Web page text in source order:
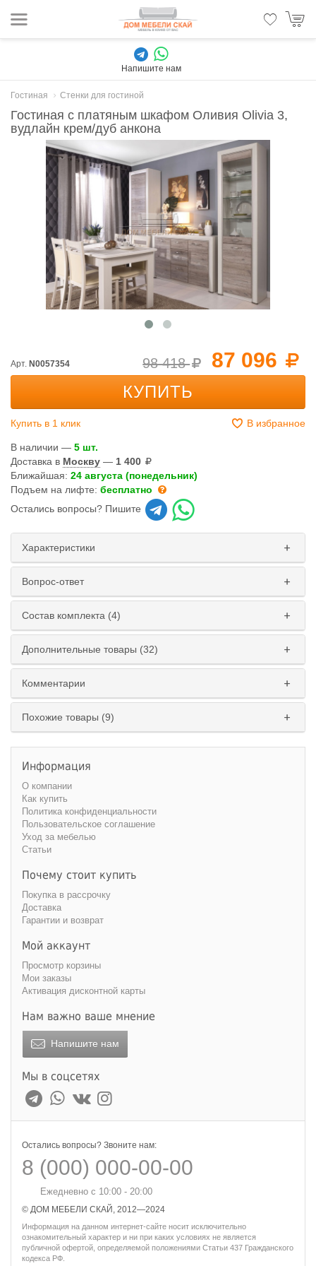
Напишите нам
Гостиная Стенки для гостиной
Гостиная с платяным шкафом Оливия Olivia 3,
вудлайн крем/дуб анкона
87 096
98 418
Арт. N0057354
КУПИТЬ
Купить в 1 клик В избранное
В наличии — 5 шт.
Доставка в Москву — 1 400
Ближайшая: 24 августа (понедельник)
Подъем на лифте: бесплатно
Остались вопросы? Пишите
Характеристики
Вопрос-ответ
Состав комплекта (4)
Дополнительные товары (32)
Комментарии
Похожие товары (9)
Информация
О компании
Как купить
Политика конфиденциальности
Пользовательское соглашение
Уход за мебелью
Статьи
Почему стоит купить
Покупка в рассрочку
Доставка
Гарантии и возврат
Мой аккаунт
Просмотр корзины
Мои заказы
Активация дисконтной карты
Нам важно ваше мнение
Напишите нам
Мы в соцсетях
Остались вопросы? Звоните нам:
8 (000) 000-00-00
Ежедневно с 10:00 - 20:00
© ДОМ МЕБЕЛИ СКАЙ, 2012—2024
Информация на данном интернет-сайте носит исключительно
ознакомительный характер и ни при каких условиях не является
публичной офертой, определяемой положениями Статьи 437 Гражданского
кодекса РФ.